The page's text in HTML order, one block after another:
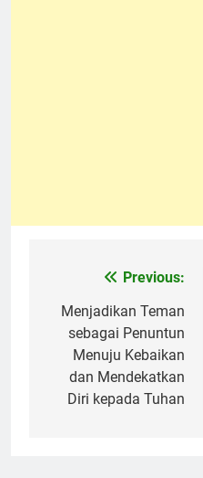
Navigasi
pos
Previous:
Menjadikan Teman
sebagai Penuntun
Menuju Kebaikan
dan Mendekatkan
Diri kepada Tuhan